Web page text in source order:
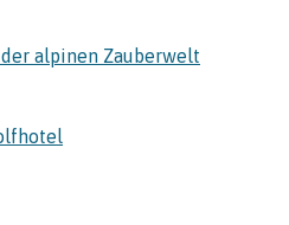
alpinen Zauberwelt